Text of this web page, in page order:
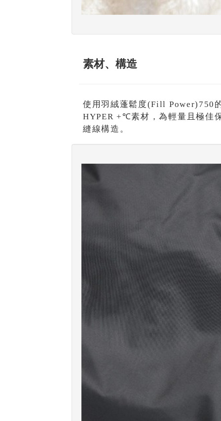
素材、構造
使用羽絨蓬鬆度(Fill Power)750
HYPER +℃素材，為輕量且極佳
縫線構造。